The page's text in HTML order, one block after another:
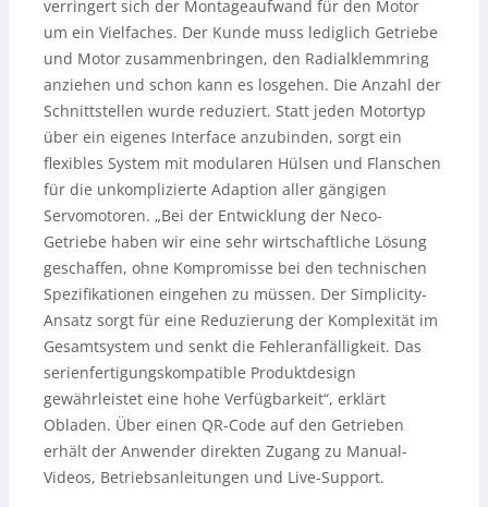
verringert sich der Montageaufwand für den Motor
um ein Vielfaches. Der Kunde muss lediglich Getriebe
und Motor zusammenbringen, den Radialklemmring
anziehen und schon kann es losgehen. Die Anzahl der
Schnittstellen wurde reduziert. Statt jeden Motortyp
über ein eigenes Interface anzubinden, sorgt ein
flexibles System mit modularen Hülsen und Flanschen
für die unkomplizierte Adaption aller gängigen
Servomotoren. „Bei der Entwicklung der Neco-
Getriebe haben wir eine sehr wirtschaftliche Lösung
geschaffen, ohne Kompromisse bei den technischen
Spezifikationen eingehen zu müssen. Der Simplicity-
Ansatz sorgt für eine Reduzierung der Komplexität im
Gesamtsystem und senkt die Fehleranfälligkeit. Das
serienfertigungskompatible Produktdesign
gewährleistet eine hohe Verfügbarkeit“, erklärt
Obladen. Über einen QR-Code auf den Getrieben
erhält der Anwender direkten Zugang zu Manual-
Videos, Betriebsanleitungen und Live-Support.